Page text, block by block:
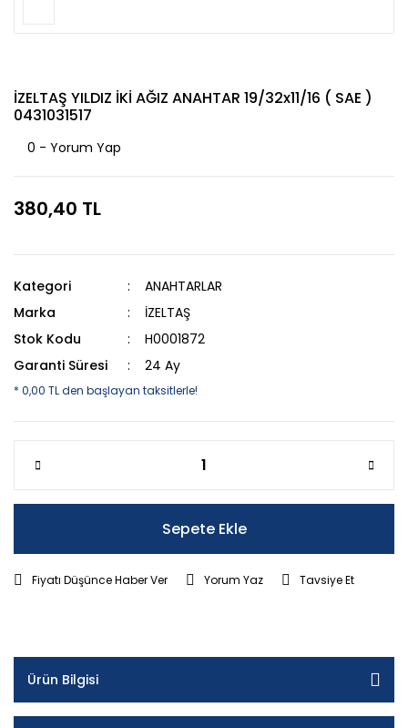
İZELTAŞ YILDIZ İKİ AĞIZ ANAHTAR 19/32x11/16 ( SAE )
0431031517
0 - Yorum Yap
380,40 TL
Kategori
ANAHTARLAR
Marka
İZELTAŞ
Stok Kodu
H0001872
Garanti Süresi
24 Ay
* 0,00 TL den başlayan taksitlerle!
Sepete Ekle
Fiyatı Düşünce Haber Ver Yorum Yaz Tavsiye Et
Ürün Bilgisi